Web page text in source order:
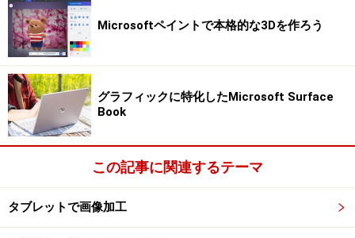
(667MHz動作）
デュアルチャンネル転送対応）・（ビデオメモリー共
有）
となっていますから、DDR2-667で512MBのメモリを2枚
(合計1GB)で使用する場合と、DDR2-667で1GBのメモリ
を2枚(合計2GB)で使用する場合でのみ、デュアルチャン
ネル転送となり、転送速度が向上します。
ただし、必ず2枚1組にしなければいけないと言うことで
512MBのメモリと1GBのメモリと言う組み合わせでも動
Microsoftペイントで本格的な3Dを作ろう
グラフィックに特化したMicrosoft Surface
Book
この記事に関連するテーマ
タブレットで画像加工